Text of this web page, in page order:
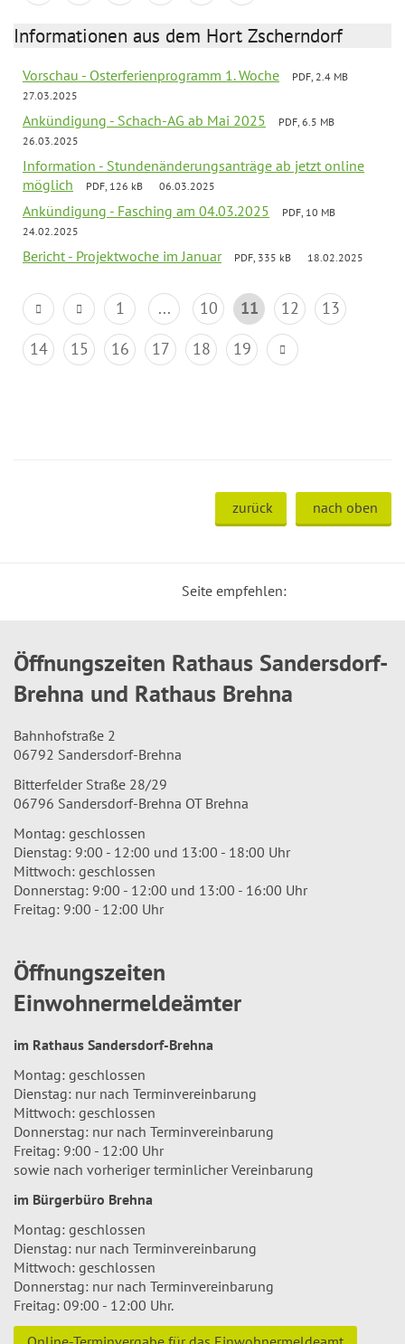
Informationen aus dem Hort Zscherndorf
Vorschau - Osterferienprogramm 1. Woche
PDF, 2.4 MB
27.03.2025
Ankündigung - Schach-AG ab Mai 2025
PDF, 6.5 MB
26.03.2025
Information - Stundenänderungsanträge ab jetzt online
möglich
PDF, 126 kB 06.03.2025
Ankündigung - Fasching am 04.03.2025
PDF, 10 MB
24.02.2025
Bericht - Projektwoche im Januar PDF, 335 kB 18.02.2025
1 ... 10 11 12
13
14
15 16 17 18 19
zurück nach oben
Seite empfehlen:
Öffnungszeiten Rathaus Sandersdorf-
Brehna und Rathaus Brehna
Bahnhofstraße 2
06792 Sandersdorf-Brehna
Bitterfelder Straße 28/29
06796 Sandersdorf-Brehna OT Brehna
Montag: geschlossen
Dienstag: 9:00 - 12:00 und 13:00 - 18:00 Uhr
Mittwoch: geschlossen
Donnerstag: 9:00 - 12:00 und 13:00 - 16:00 Uhr
Freitag: 9:00 - 12:00 Uhr
Öffnungszeiten
Einwohnermeldeämter
im Rathaus Sandersdorf-Brehna
Montag: geschlossen
Dienstag: nur nach Terminvereinbarung
Mittwoch: geschlossen
Donnerstag: nur nach Terminvereinbarung
Freitag: 9:00 - 12:00 Uhr
sowie nach vorheriger terminlicher Vereinbarung
im Bürgerbüro Brehna
Montag: geschlossen
Dienstag: nur nach Terminvereinbarung
Mittwoch: geschlossen
Donnerstag: nur nach Terminvereinbarung
Freitag: 09:00 - 12:00 Uhr.